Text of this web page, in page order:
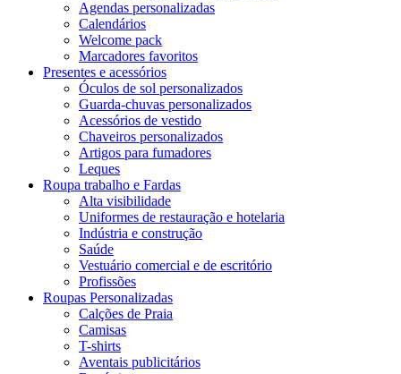
Agendas personalizadas
Calendários
Welcome pack
Marcadores favoritos
Presentes e acessórios
Óculos de sol personalizados
Guarda-chuvas personalizados
Acessórios de vestido
Chaveiros personalizados
Artigos para fumadores
Leques
Roupa trabalho e Fardas
Alta visibilidade
Uniformes de restauração e hotelaria
Indústria e construção
Saúde
Vestuário comercial e de escritório
Profissões
Roupas Personalizadas
Calções de Praia
Camisas
T-shirts
Aventais publicitários